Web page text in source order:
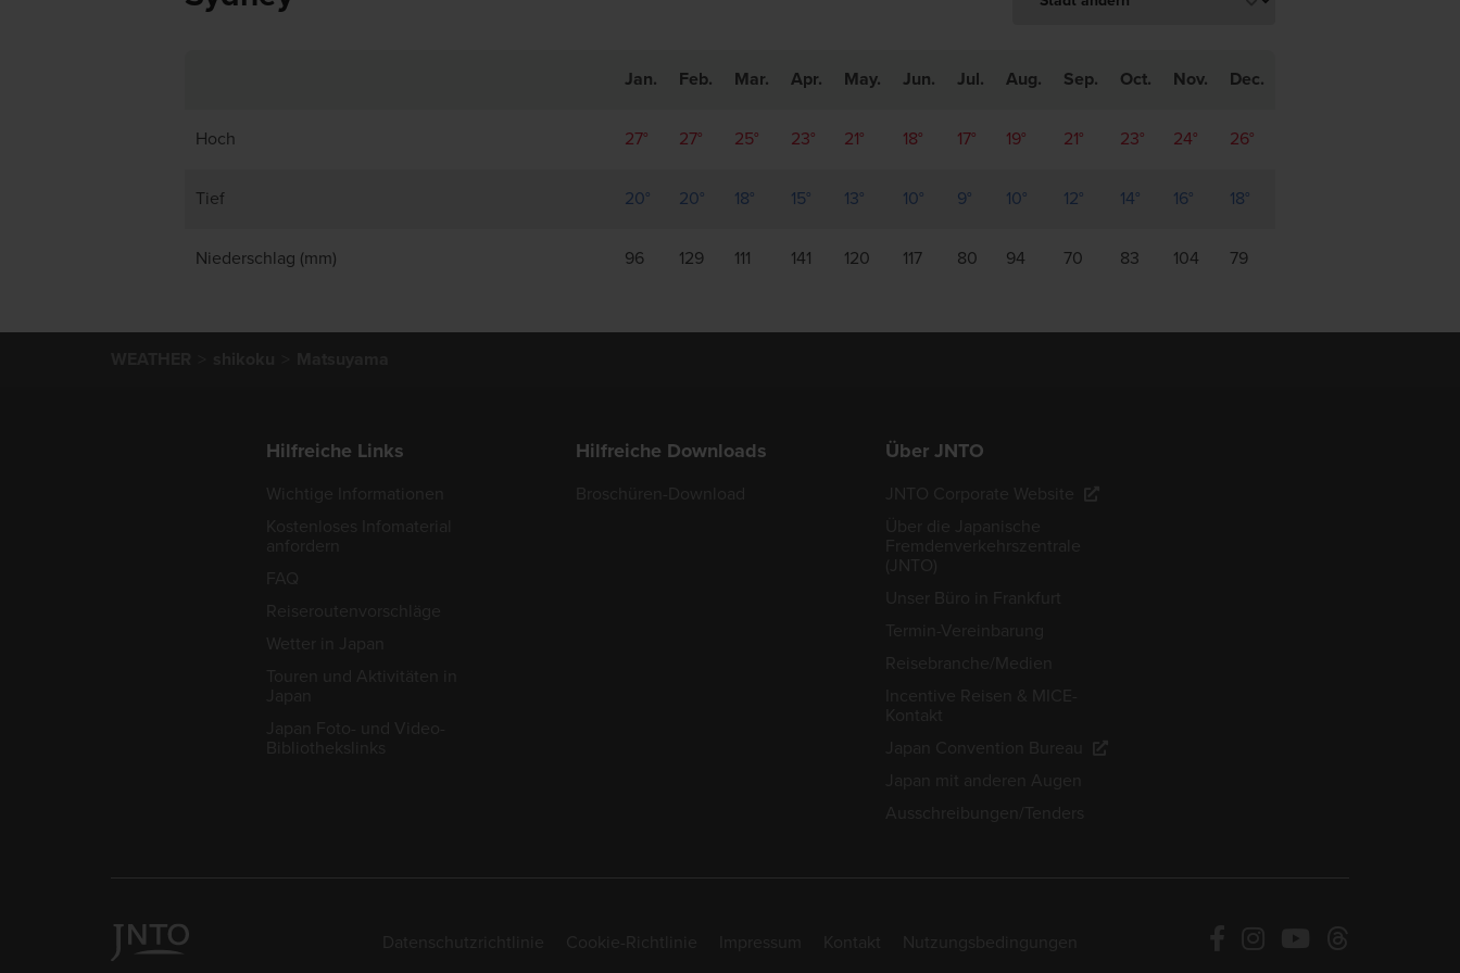
Jan. Feb. Mar. Apr. May. Jun. Jul. Aug. Sep. Oct. Nov. Dec.
Hoch 27° 27° 25° 23° 21° 18° 17° 19° 21° 23° 24° 26°
Tief 20° 20° 18° 15° 13° 10° 9° 10° 12° 14° 16° 18°
Niederschlag (mm) 96 129 111 141 120 117 80 94 70 83 104 79
Hilfreiche Links Hilfreiche Downloads Über JNTO